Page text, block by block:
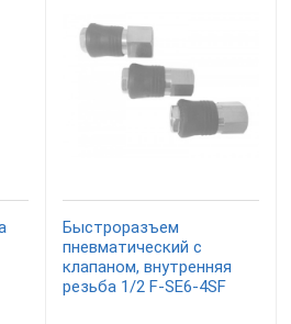
Быстроразъем
пневматический с
клапаном, внутренняя
резьба 1/2 F-SE6-4SF